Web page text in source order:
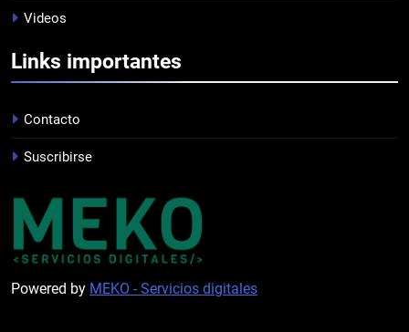
1
PROFESIONAL
PRÓXIMO PARTIDO
FEMENINO
Videos
Links importantes
Contacto
Suscribirse
Powered by MEKO - Servicios digitales